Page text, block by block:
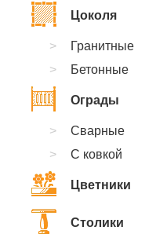
Цоколя
Гранитные
Бетонные
Ограды
Сварные
С ковкой
Цветники
Столики